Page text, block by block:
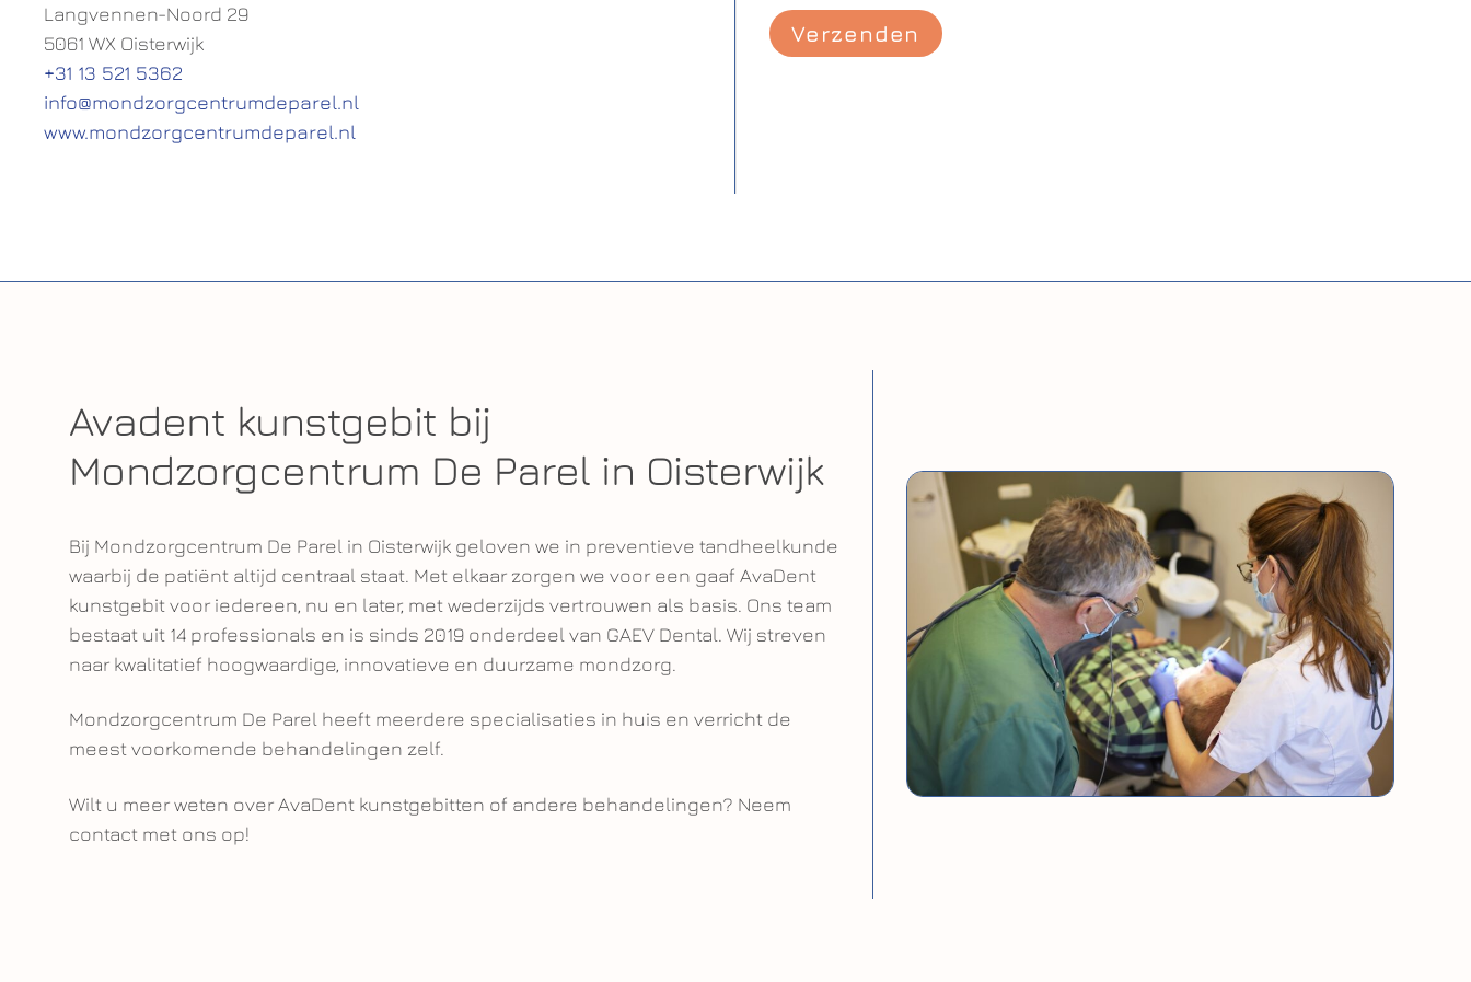
Langvennen-Noord 29
5061 WX Oisterwijk
+31 13 521 5362
info@mondzorgcentrumdeparel.nl
www.mondzorgcentrumdeparel.nl
Avadent kunstgebit bij
Mondzorgcentrum De Parel in Oisterwijk
Bij Mondzorgcentrum De Parel in Oisterwijk geloven we in preventieve tandheelkunde
waarbij de patiënt altijd centraal staat. Met elkaar zorgen we voor een gaaf AvaDent
kunstgebit voor iedereen, nu en later, met wederzijds vertrouwen als basis. Ons team
bestaat uit 14 professionals en is sinds 2019 onderdeel van GAEV Dental. Wij streven
naar kwalitatief hoogwaardige, innovatieve en duurzame mondzorg.
Mondzorgcentrum De Parel heeft meerdere specialisaties in huis en verricht de
meest voorkomende behandelingen zelf.
Wilt u meer weten over AvaDent kunstgebitten of andere behandelingen? Neem
contact met ons op!